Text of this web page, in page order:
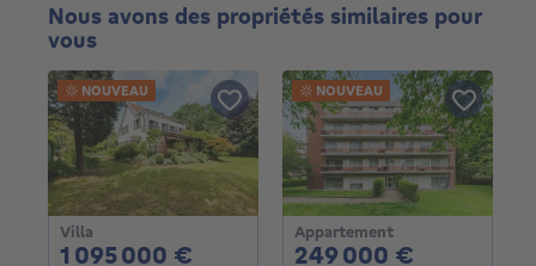
Nous avons des propriétés similaires pour
vous
Villa
1 095 000 € 1095000€
NOUVEAU
Appartement
249 000 €
NOUVEAU